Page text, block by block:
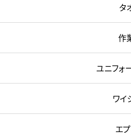
タ
作
ユニフォ
ワイ
エ